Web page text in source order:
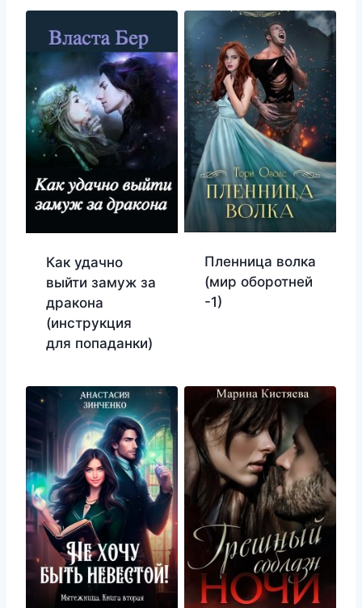
Как удачно
выйти замуж за
дракона
(инструкция
для попаданки)
Пленница волка
(мир оборотней
-1)